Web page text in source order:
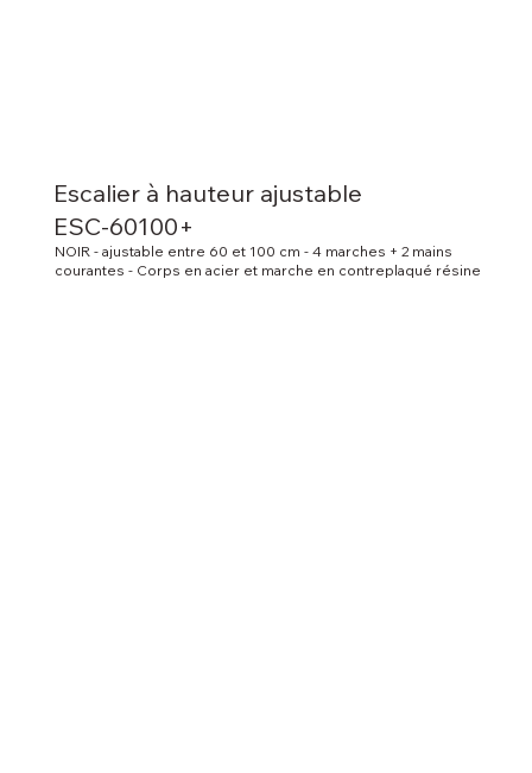
Escalier à hauteur ajustable
ESC-60100+
NOIR - ajustable entre 60 et 100 cm - 4 marches + 2 mains
courantes - Corps en acier et marche en contreplaqué résine